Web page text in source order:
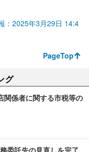
：2025年3月29日 14:4
PageTop
グ
係者に関する市税等の
委託先の見直しを完了